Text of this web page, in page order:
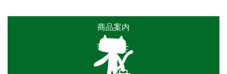
商品案内